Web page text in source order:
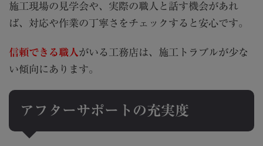
施工現場の見学会や、実際の職人と話す機会があれ
ば、対応や作業の丁寧さをチェックすると安心です。
信頼できる職人 がいる工務店は、施工トラブルが少な
い傾向にあります。
アフターサポートの充実度